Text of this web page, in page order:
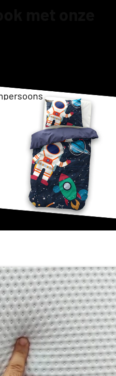
Boxspring
boxspring in
stijl